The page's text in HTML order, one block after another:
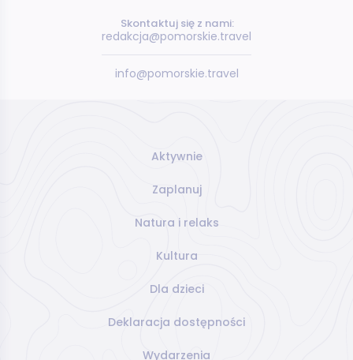
Skontaktuj się z nami:
redakcja@pomorskie.travel
info@pomorskie.travel
Aktywnie
Zaplanuj
Natura i relaks
Kultura
Dla dzieci
Deklaracja dostępności
Wydarzenia